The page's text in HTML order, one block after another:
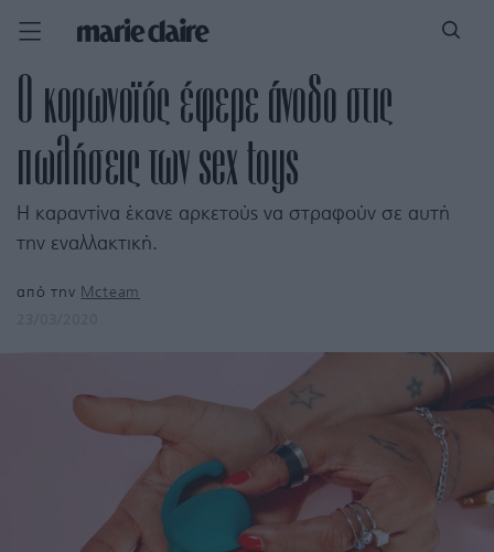
Ο κορωνοϊός έφερε άνοδο στις
πωλήσεις των sex toys
Η καραντίνα έκανε αρκετούς να στραφούν σε αυτή
την εναλλακτική.
από την Mcteam